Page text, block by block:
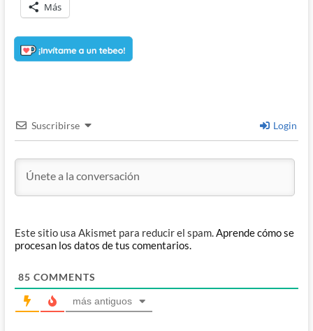
Más
Suscribirse Login
Este sitio usa Akismet para reducir el spam.Aprende cómo se
procesan los datos de tus comentarios.
85 COMMENTS
más antiguos